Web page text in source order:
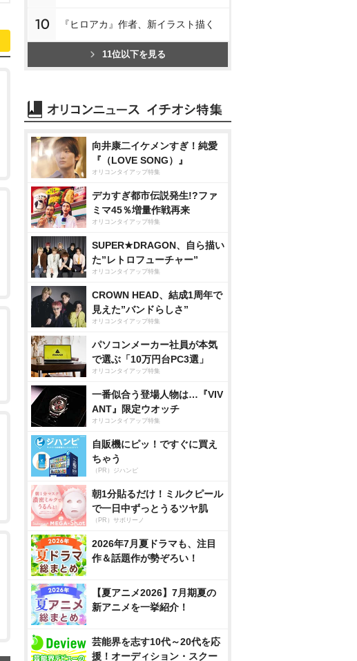
10 『ヒロアカ』作者、新イラスト描く
11位以下を見る
向井康二イケメンすぎ！純愛
『（LOVE SONG）』
オリコンタイアップ特集
デカすぎ都市伝説発生!?ファ
ミマ45％増量作戦再来
オリコンタイアップ特集
SUPER★DRAGON、自ら描い
た”レトロフューチャー”
オリコンタイアップ特集
CROWN HEAD、結成1周年で
見えた”バンドらしさ”
オリコンタイアップ特集
パソコンメーカー社員が本気
で選ぶ「10万円台PC3選」
オリコンタイアップ特集
一番似合う登場人物は…『VIV
ANT』限定ウオッチ
オリコンタイアップ特集
自販機にピッ！ですぐに買え
ちゃう
（PR）ジハンピ
朝1分貼るだけ！ミルクピール
で一日中ずっとうるツヤ肌
（PR）サボリーノ
2026年7月夏ドラマも、注目
作＆話題作が勢ぞろい！
【夏アニメ2026】7月期夏の
新アニメを一挙紹介！
芸能界を志す10代～20代を応
援！オーディション・スクー